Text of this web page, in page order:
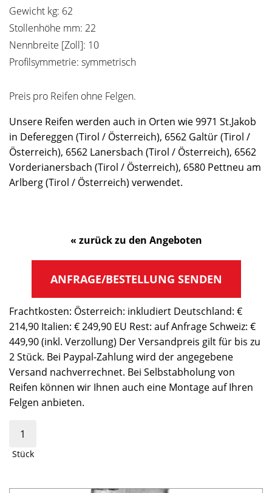
Gewicht kg: 62
Stollenhöhe mm: 22
Nennbreite [Zoll]: 10
Profilsymmetrie: symmetrisch
Preis pro Reifen ohne Felgen.
Unsere Reifen werden auch in Orten wie 9971 St.Jakob
in Defereggen (Tirol / Österreich), 6562 Galtür (Tirol /
Österreich), 6562 Lanersbach (Tirol / Österreich), 6562
Vorderianersbach (Tirol / Österreich), 6580 Pettneu am
Arlberg (Tirol / Österreich) verwendet.
« zurück zu den Angeboten
ANFRAGE/BESTELLUNG SENDEN
Frachtkosten: Österreich: inkludiert Deutschland: €
214,90 Italien: € 249,90 EU Rest: auf Anfrage Schweiz: €
449,90 (inkl. Verzollung) Der Versandpreis gilt für bis zu
2 Stück. Bei Paypal-Zahlung wird der angegebene
Versand nachverrechnet. Bei Selbstabholung von
Reifen können wir Ihnen auch eine Montage auf Ihren
Felgen anbieten.
Stück